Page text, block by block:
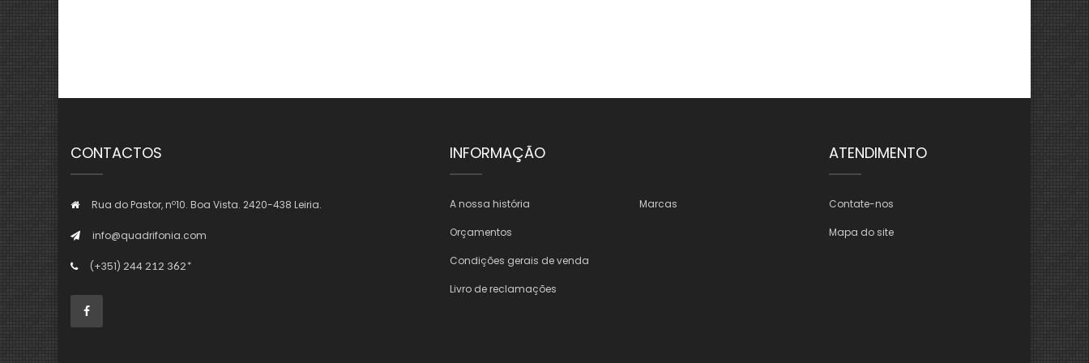
CONTACTOS
Rua do Pastor, nº10. Boa Vista. 2420-438 Leiria.
info@quadrifonia.com
(+351) 244 212 362*
INFORMAÇÃO
A nossa história
Orçamentos
Condições gerais de venda
Livro de reclamações
Marcas
ATENDIMENTO
Contate-nos
Mapa do site